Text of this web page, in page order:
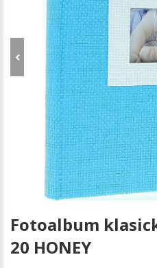
Fotoalbum
20 HONEY